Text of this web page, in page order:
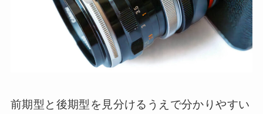
前期型と後期型を見分けるうえで分かりやすい